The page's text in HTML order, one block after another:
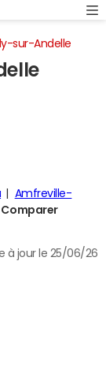
sur-Andelle
Amfreville-
Comparer
à jour le 25/06/26